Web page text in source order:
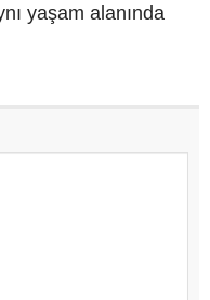
yaşam alanında